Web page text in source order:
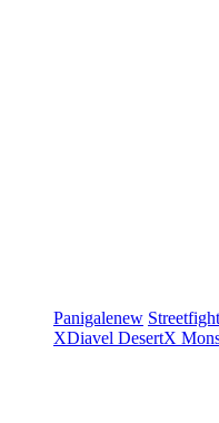
Panigalenew
XDiavel DesertX